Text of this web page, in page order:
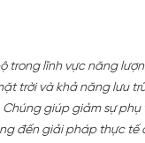
trong lĩnh vực năng
trời và khả năng lưu
Chúng giúp giảm sự
đến giải pháp thực tế